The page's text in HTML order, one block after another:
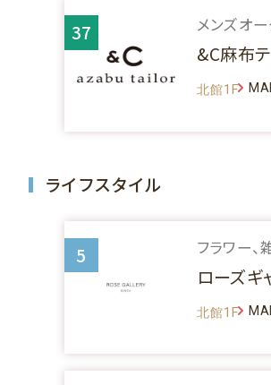
37 メンズオ
&C麻布
北館1F
ライフスタイル
5 フラワー、
ローズギ
北館1F